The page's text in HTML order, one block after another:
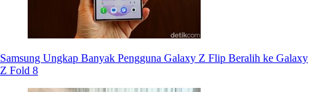
Samsung Ungkap Banyak Pengguna Galaxy Z Flip Beralih ke Galaxy
Z Fold 8